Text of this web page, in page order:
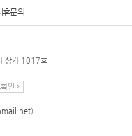
휴문의
상가 1017호
인
)